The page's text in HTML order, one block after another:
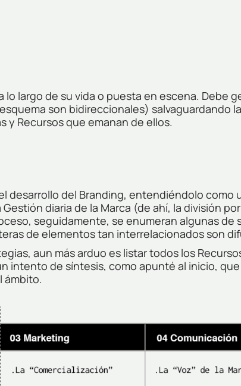
largo de su vida o puesta en escena. Debe
son bidireccionales) salvaguardando
y Recursos que emanan de ellos.
desarrollo del Branding, entendiéndolo como
diaria de la Marca (de ahí, la división
seguidamente, se enumeran algunas de
de elementos tan interrelacionados son
aun más arduo es listar todos los
intento de síntesis, como apunté al inicio,
ámbito.